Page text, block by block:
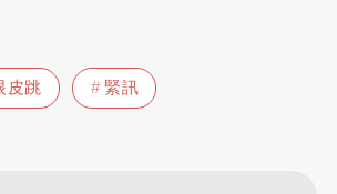
皮跳 緊訊